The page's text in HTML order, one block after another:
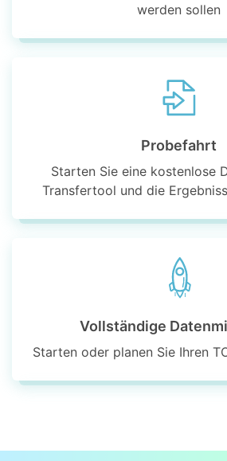
werden sollen
Probefahrt
Starten Sie eine kostenlose
Transfertool und die
Vollständige
Starten oder planen Sie Ihren